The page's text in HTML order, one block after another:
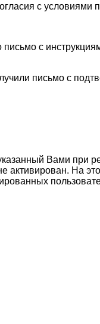
с условиями
с
письмо с
Вами при
активирован. На